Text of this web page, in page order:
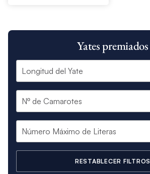
Yates premiados
RESTABLECER FILTROS